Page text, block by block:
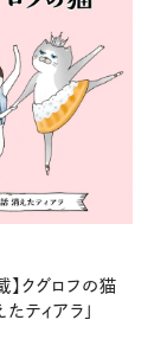
】クグロフの猫
ティアラ」